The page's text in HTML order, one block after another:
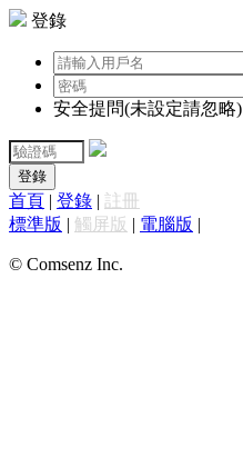
登錄
安全提問(未設定請忽略)
登錄
首頁 | 登錄 | 註冊
標準版 | 觸屏版 | 電腦版 |
© Comsenz Inc.